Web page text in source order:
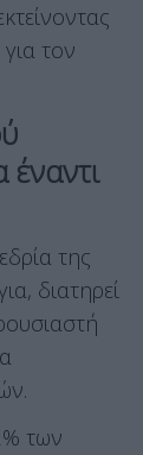
τον
της
διατηρεί
των